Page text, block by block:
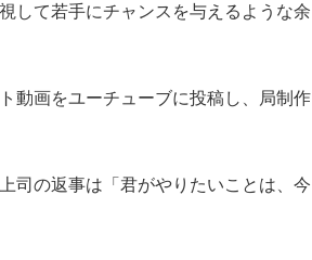
して若手にチャンスを与えるような余
動画をユーチューブに投稿し、局制作
司の返事は「君がやりたいことは、今